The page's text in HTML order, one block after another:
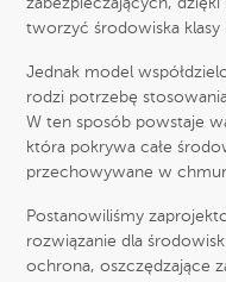
zabezpieczających,
tworzyć środowiska klasy
Jednak model
rodzi potrzebę
W ten sposób powstaje
która pokrywa całe
przechowywane w
Postanowiliśmy
rozwiązanie dla środowisk
ochrona, oszczędzające